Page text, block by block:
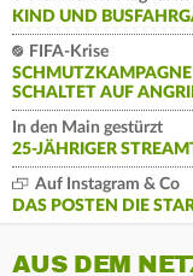
KIND UND
FIFA-Krise
SCHALTET AUF
In den Main gestürzt
25-JÄHRIGER
Auf Instagram & Co
DAS POSTEN DIE
AUS DEM